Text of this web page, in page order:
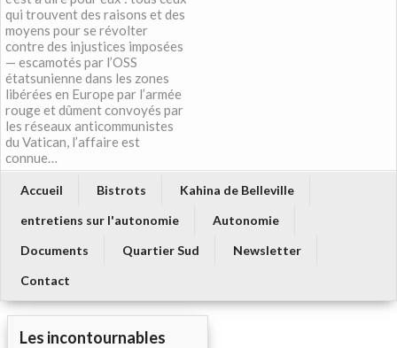
qui trouvent des raisons et des
moyens pour se révolter
contre des injustices imposées
— escamotés par l’OSS
étatsunienne dans les zones
libérées en Europe par l’armée
rouge et dûment convoyés par
les réseaux anticommunistes
du Vatican, l’affaire est
connue…
Accueil Bistrots
Kahina de Belleville
entretiens sur l'autonomie
Autonomie
Documents
Quartier Sud
Newsletter
Contact
Les incontournables